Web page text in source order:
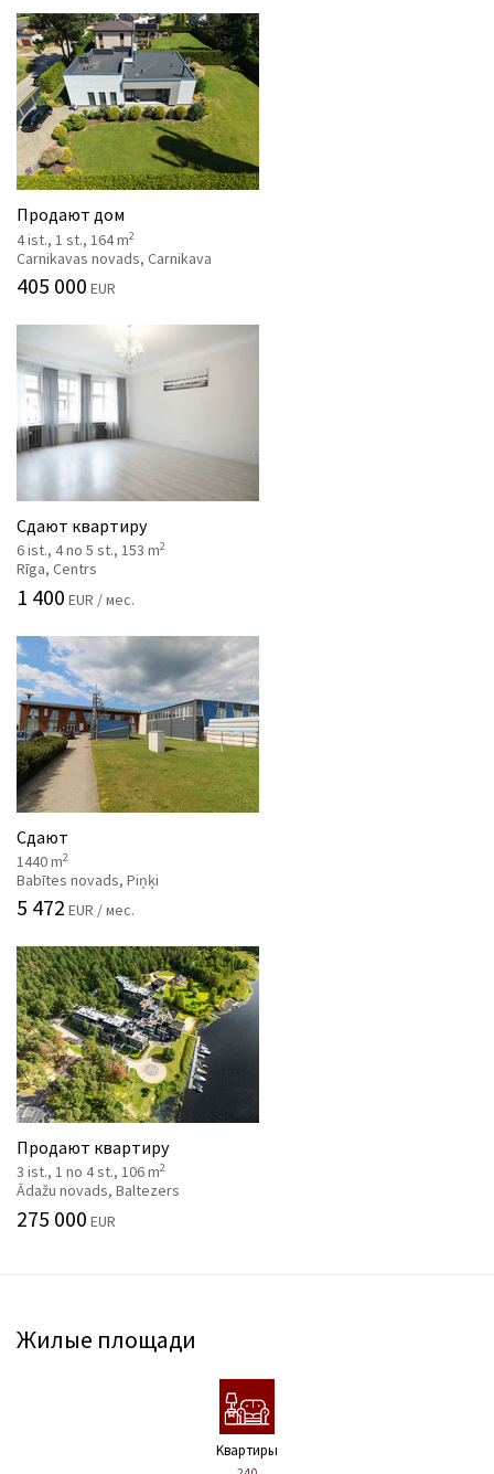
Продают дом
4 ist., 1 st., 164 m2
Carnikavas novads, Carnikava
405 000 EUR
Сдают квартиру
6 ist., 4 no 5 st., 153 m2
Rīga, Centrs
1 400 EUR / мес.
Сдают
1440 m2
Babītes novads, Piņķi
5 472 EUR / мес.
Продают квартиру
3 ist., 1 no 4 st., 106 m2
Ādažu novads, Baltezers
275 000 EUR
Жилые площади
Kвартиры